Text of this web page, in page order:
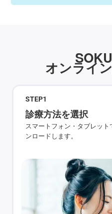
オンライ
STEP1
診療方法を選択
スマートフォン・タブレッ
ンロードします。